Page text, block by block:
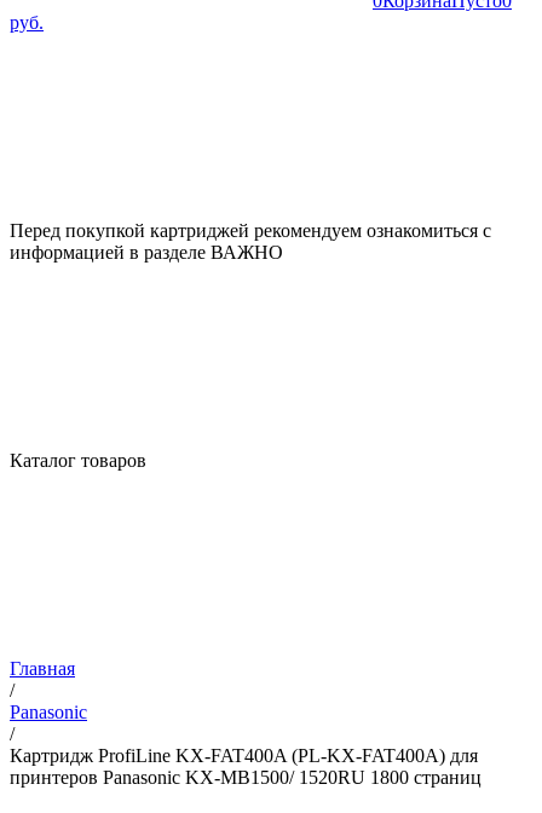
руб.
Перед покупкой картриджей рекомендуем ознакомиться с
информацией в разделе ВАЖНО
Каталог товаров
Главная
/
Panasonic
/
Картридж ProfiLine KX-FAT400A (PL-KX-FAT400A) для
принтеров Panasonic KX-MB1500/ 1520RU 1800 страниц